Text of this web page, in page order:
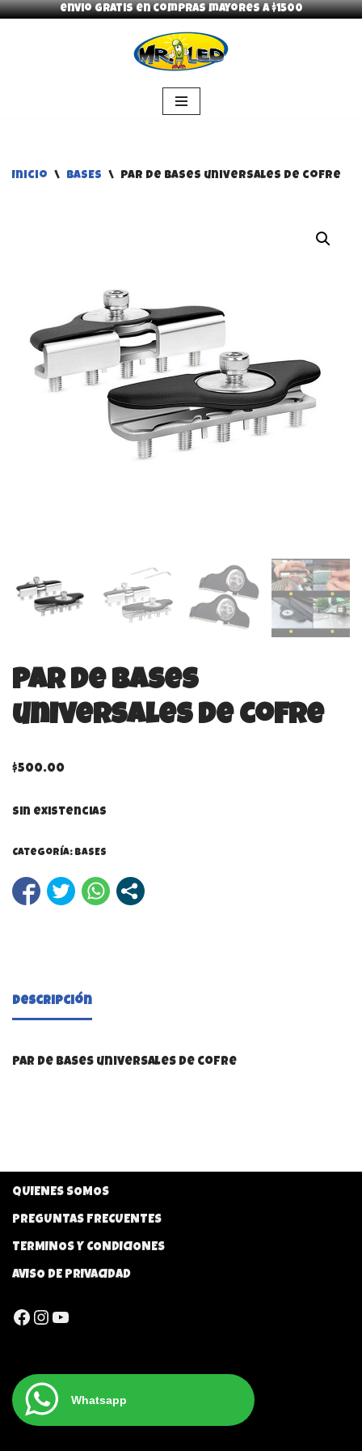
envio gratis en compras mayores a $1500
Inicio \ BASES \ Par de bases universales de cofre
Par de bases
universales de cofre
$500.00
Sin existencias
Categoría: BASES
Descripción
Par de bases universales de cofre
QUIENES SOMOS
PREGUNTAS FRECUENTES
TERMINOS Y CONDICIONES
AVISO DE PRIVACIDAD
Whatsapp